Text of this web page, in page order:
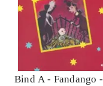
Bind A - Fandango -